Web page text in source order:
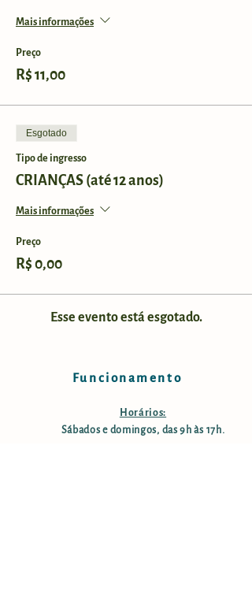
Mais informações
Preço
R$ 11,00
Esgotado
Tipo de ingresso
CRIANÇAS (até 12 anos)
Mais informações
Preço
R$ 0,00
Esse evento está esgotado.
Funcionamento
Horários:
Sábados e domingos, das 9h às 17h.